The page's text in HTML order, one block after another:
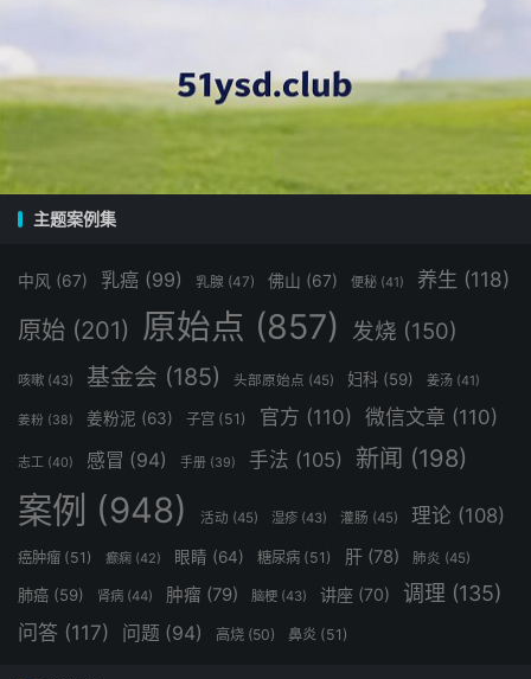
向您介绍一款刚刚更新的学习利器——原始点64GB U盘资
料，这可是2025年4月的最新内容呢！🌟
想象一下，一个小小的U盘里竟然装下了文件夹: 20, 文件:
1,169, 大小: 54 GB 的视频资料，这对于热衷于原始点医学
（涵盖2021年至2025年的精华内容）、姜疗法的应用实例
教学、健康资讯和食疗方法，确保您的学习既全面又深入
此外，U盘中还包含了大量的图片、文档和实用的应用程序
等文件，以及官网APP、更新网盘地址和微信群加入方式
朋友们，这些都是我们为您精心挑选的原始点讲座视频和文
本资料，目的就是帮助您更好地理解和掌握原始点的调理方
法，让您的学习之路更加顺畅。🛣️
最后，别忘了，所有这些宝贵的学习资料和案例，您都可以
在我们的官方网站上免费查找和学习。记得访问原始点大陆
官网和原始点全球同学网，获取更多信息和资源。🌐
祝愿大家学习进步，健康快乐！下次节目再见，我是老李，
主题案例集
中风 (67) 乳癌 (99) 乳腺 (47) 佛山 (67) 便秘 (41) 养生 (118)
原始 (201) 原始点 (857) 发烧 (150)
咳嗽 (43) 基金会 (185) 头部原始点 (45) 妇科 (59) 姜汤 (41)
姜粉 (38) 姜粉泥 (63) 子宫 (51) 官方 (110) 微信文章 (110)
志工 (40) 感冒 (94) 手册 (39) 手法 (105) 新闻 (198)
案例 (948) 活动 (45) 湿疹 (43) 灌肠 (45) 理论 (108)
癌肿瘤 (51) 癫痫 (42) 眼睛 (64) 糖尿病 (51) 肝 (78) 肺炎 (45)
肺癌 (59) 肾病 (44) 肿瘤 (79) 脑梗 (43) 讲座 (70) 调理 (135)
问答 (117) 问题 (94) 高烧 (50) 鼻炎 (51)